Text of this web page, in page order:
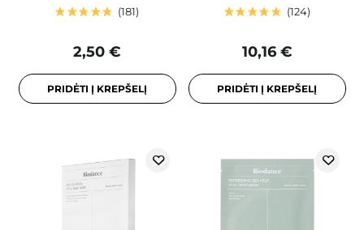
181
2,50 €
PRIDĖTI Į KREPŠELĮ
124
10,16 €
PRIDĖTI Į KREPŠELĮ